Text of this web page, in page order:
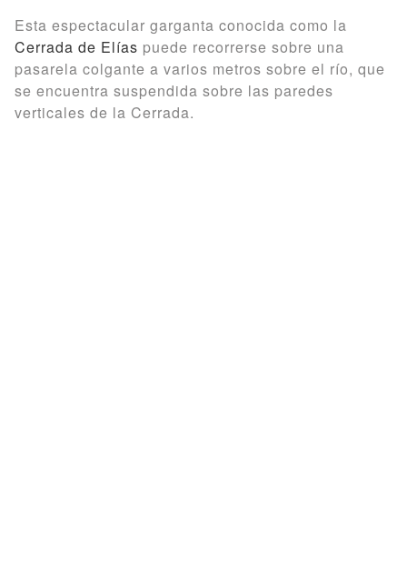
Esta espectacular garganta conocida como la
Cerrada de Elías puede recorrerse sobre una
pasarela colgante a varios metros sobre el río, que
se encuentra suspendida sobre las paredes
verticales de la Cerrada.